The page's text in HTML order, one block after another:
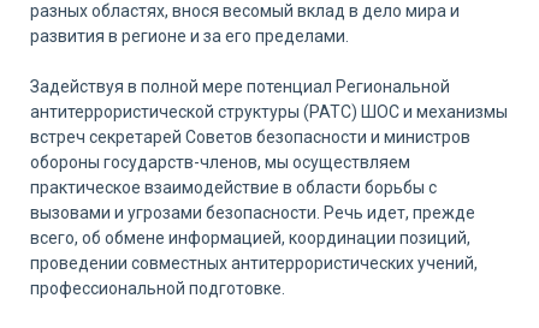
разных областях, внося весомый вклад в дело мира и
развития в регионе и за его пределами.
Задействуя в полной мере потенциал Региональной
антитеррористической структуры (РАТС) ШОС и механизмы
встреч секретарей Советов безопасности и министров
обороны государств-членов, мы осуществляем
практическое взаимодействие в области борьбы с
вызовами и угрозами безопасности. Речь идет, прежде
всего, об обмене информацией, координации позиций,
проведении совместных антитеррористических учений,
профессиональной подготовке.